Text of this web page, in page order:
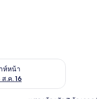
ห์หน้า
.ค. 16
ว่างในสุดสัปดาห์หน้า ส.ค.